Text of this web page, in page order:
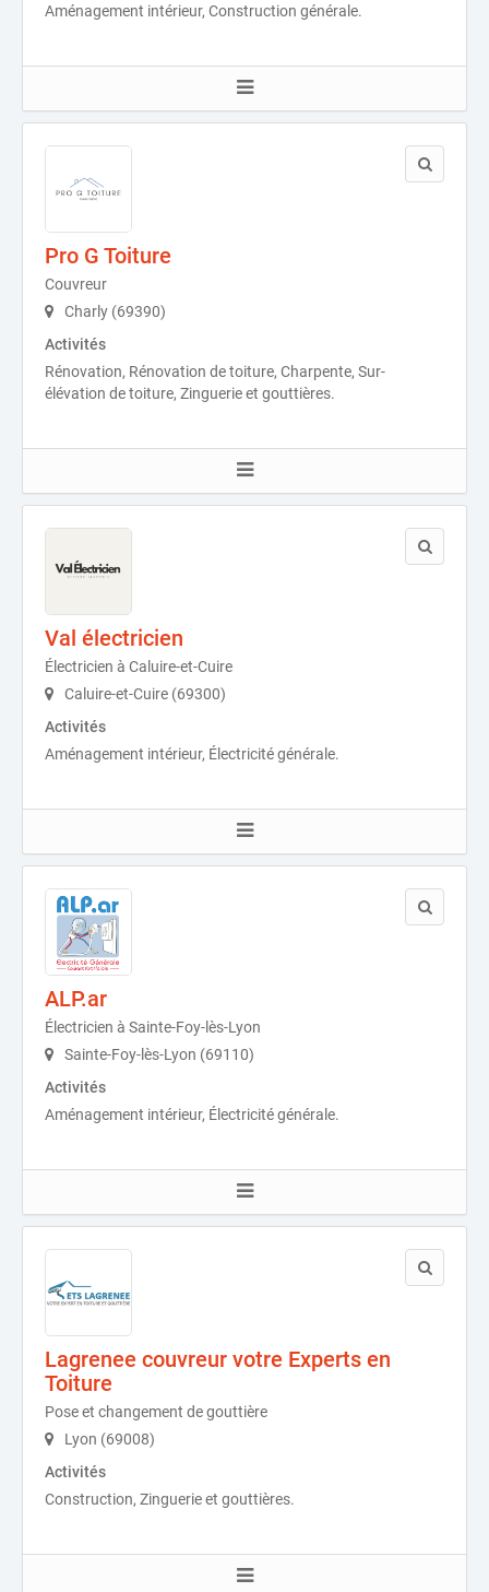
Aménagement intérieur, Construction générale.
Pro G Toiture
Couvreur
Charly (69390)
Activités
Rénovation, Rénovation de toiture, Charpente, Sur-
élévation de toiture, Zinguerie et gouttières.
Val électricien
Électricien à Caluire-et-Cuire
Caluire-et-Cuire (69300)
Activités
Aménagement intérieur, Électricité générale.
ALP.ar
Électricien à Sainte-Foy-lès-Lyon
Sainte-Foy-lès-Lyon (69110)
Activités
Aménagement intérieur, Électricité générale.
Lagrenee couvreur votre Experts en
Toiture
Pose et changement de gouttière
Lyon (69008)
Activités
Construction, Zinguerie et gouttières.